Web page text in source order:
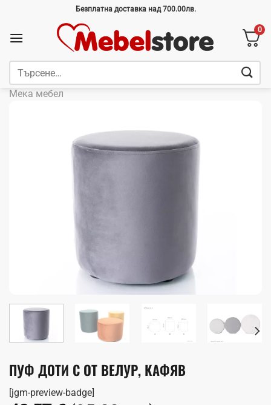
content
Безплатна доставка над 700.00лв.
0
Търсене
Мека мебел
ПУФ ДОТИ C ОТ ВЕЛУР, КАФЯВ
[jgm-preview-badge]